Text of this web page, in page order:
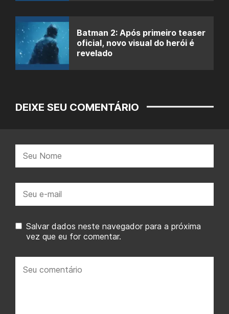
Batman 2: Após primeiro teaser
oficial, novo visual do herói é
revelado
DEIXE SEU COMENTÁRIO
mail:
Salvar dados neste navegador para a próxima
vez que eu for comentar.
comentário: